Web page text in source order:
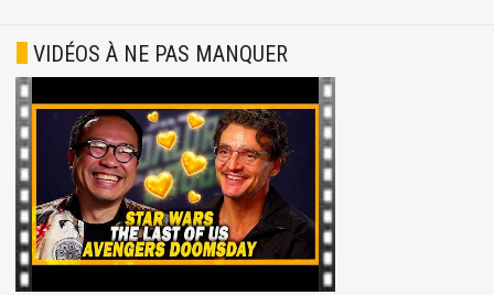
VIDÉOS À NE PAS MANQUER